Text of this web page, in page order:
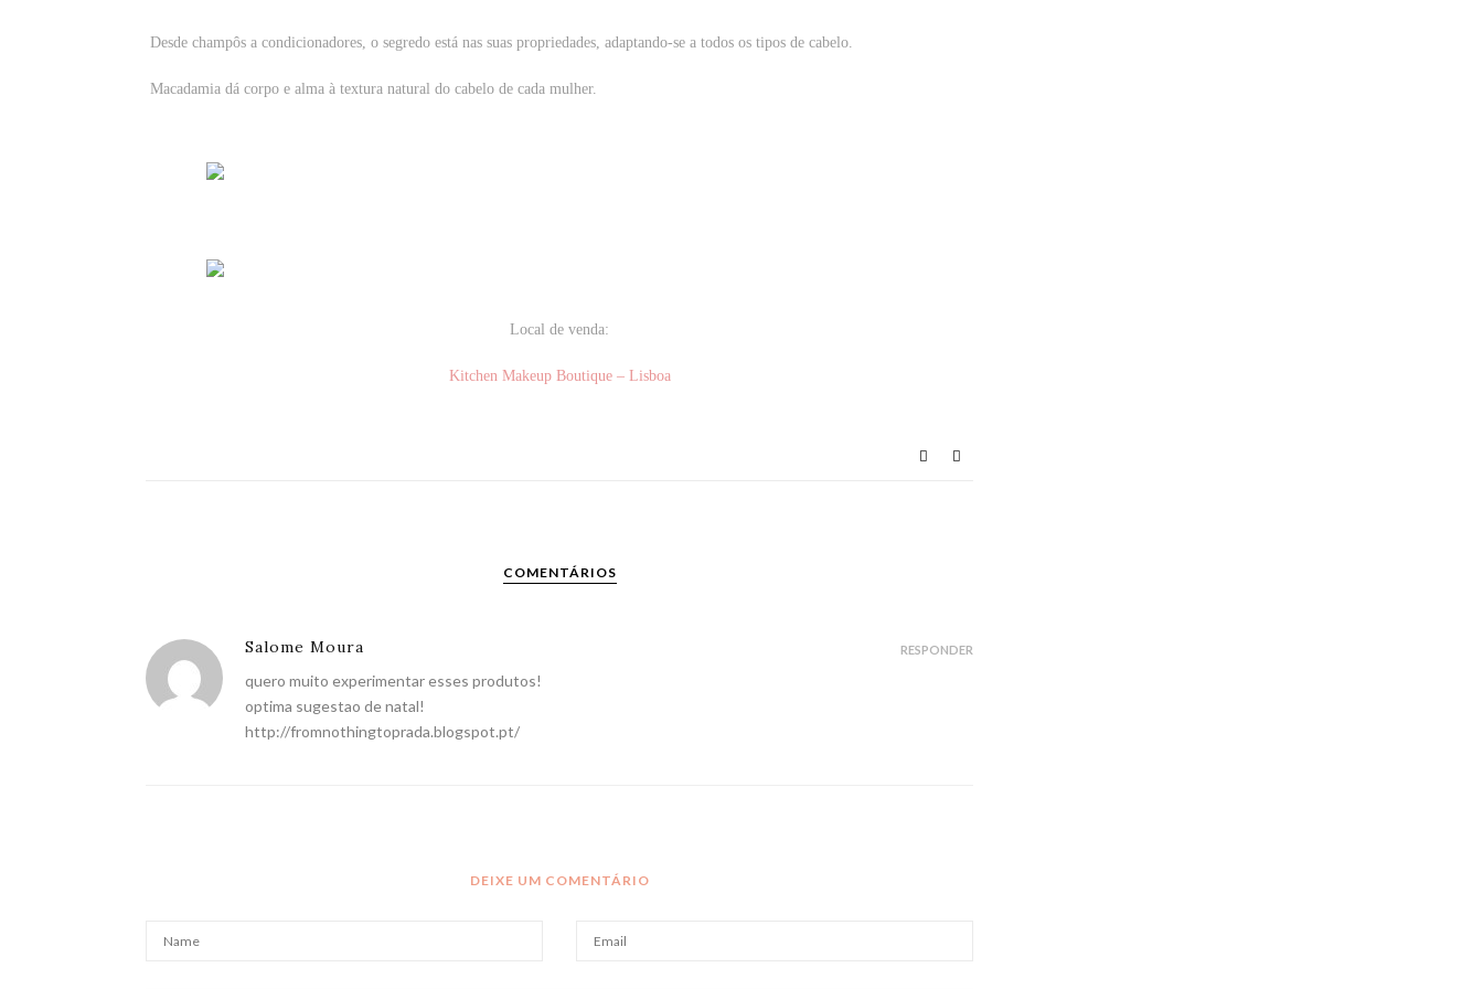
Desde champôs a condicionadores, o segredo está nas suas propriedades, adaptando-se a todos os tipos de cabelo.
Macadamia dá corpo e alma à textura natural do cabelo de cada mulher.
Local de venda:
Kitchen Makeup Boutique – Lisboa
COMENTÁRIOS
Salome Moura
quero muito experimentar esses produtos!
optima sugestao de natal!
http://fromnothingtoprada.blogspot.pt/
RESPONDER
DEIXE UM COMENTÁRIO